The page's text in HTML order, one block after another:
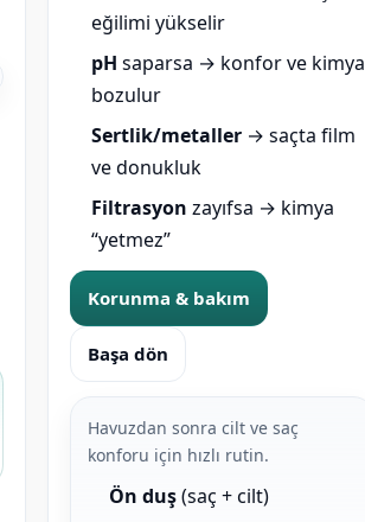
eğilimi yükselir
pH saparsa → konfor ve kimya
bozulur
Sertlik/metaller → saçta film
ve donukluk
Filtrasyon zayıfsa → kimya
“yetmez”
Korunma & bakım
Başa dön
Havuzdan sonra cilt ve saç
konforu için hızlı rutin.
Ön duş(saç + cilt)